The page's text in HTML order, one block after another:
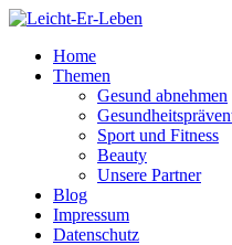
Home
Themen
Gesund abnehmen
Sport und Fitness
Beauty
Unsere Partner
Blog
Impressum
Datenschutz